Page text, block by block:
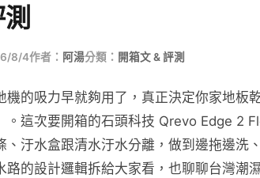
8/4作者： 阿湯分類： 開箱文 & 評測
機的吸力早就夠用了，真正決定你家地板
。這次要開箱的石頭科技 Qrevo Edge 2
、汙水盒跟清水汙水分離，做到邊拖邊洗
路的設計邏輯拆給大家看，也聊聊台灣潮